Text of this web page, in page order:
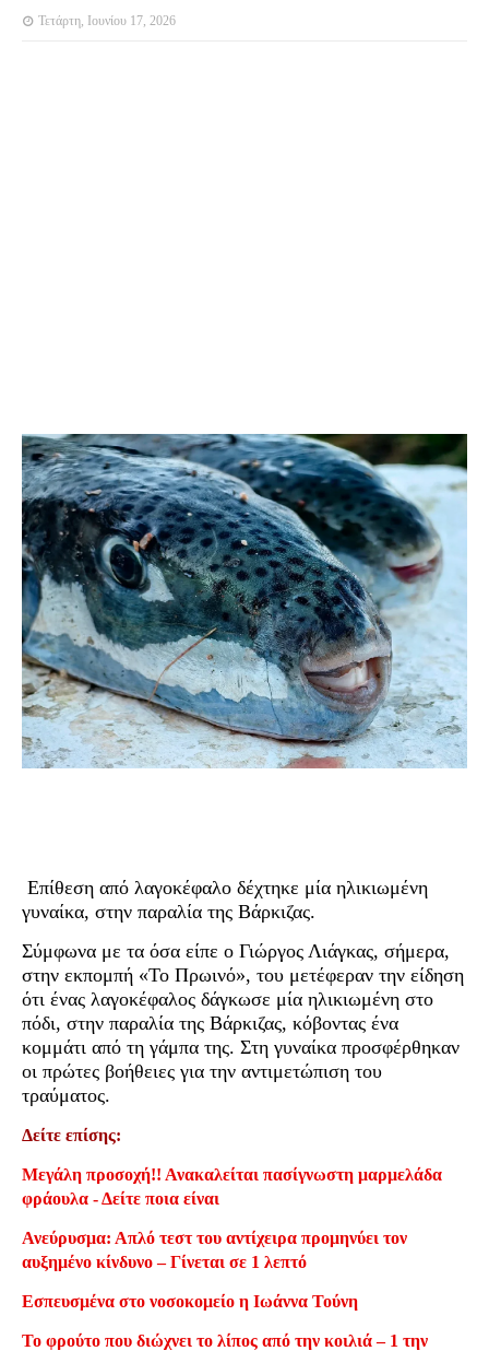
Τετάρτη, Ιουνίου 17, 2026
Επίθεση από λαγοκέφαλο δέχτηκε μία ηλικιωμένη
γυναίκα, στην παραλία της Βάρκιζας.
Σύμφωνα με τα όσα είπε ο Γιώργος Λιάγκας, σήμερα,
στην εκπομπή «Το Πρωινό», του μετέφεραν την είδηση
ότι ένας λαγοκέφαλος δάγκωσε μία ηλικιωμένη στο
πόδι, στην παραλία της Βάρκιζας, κόβοντας ένα
κομμάτι από τη γάμπα της. Στη γυναίκα προσφέρθηκαν
οι πρώτες βοήθειες για την αντιμετώπιση του
τραύματος.
Δείτε επίσης:
Μεγάλη προσοχή!! Ανακαλείται πασίγνωστη μαρμελάδα
φράουλα - Δείτε ποια είναι
Ανεύρυσμα: Απλό τεστ του αντίχειρα προμηνύει τον
αυξημένο κίνδυνο – Γίνεται σε 1 λεπτό
Εσπευσμένα στο νοσοκομείο η Ιωάννα Τούνη
Το φρούτο που διώχνει το λίπος από την κοιλιά – 1 την